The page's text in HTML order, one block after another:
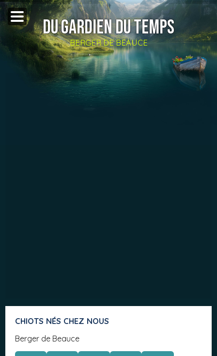
DU GARDIEN DU TEMPS
BERGER DE BEAUCE
CHIOTS NÉS CHEZ NOUS
Berger de Beauce